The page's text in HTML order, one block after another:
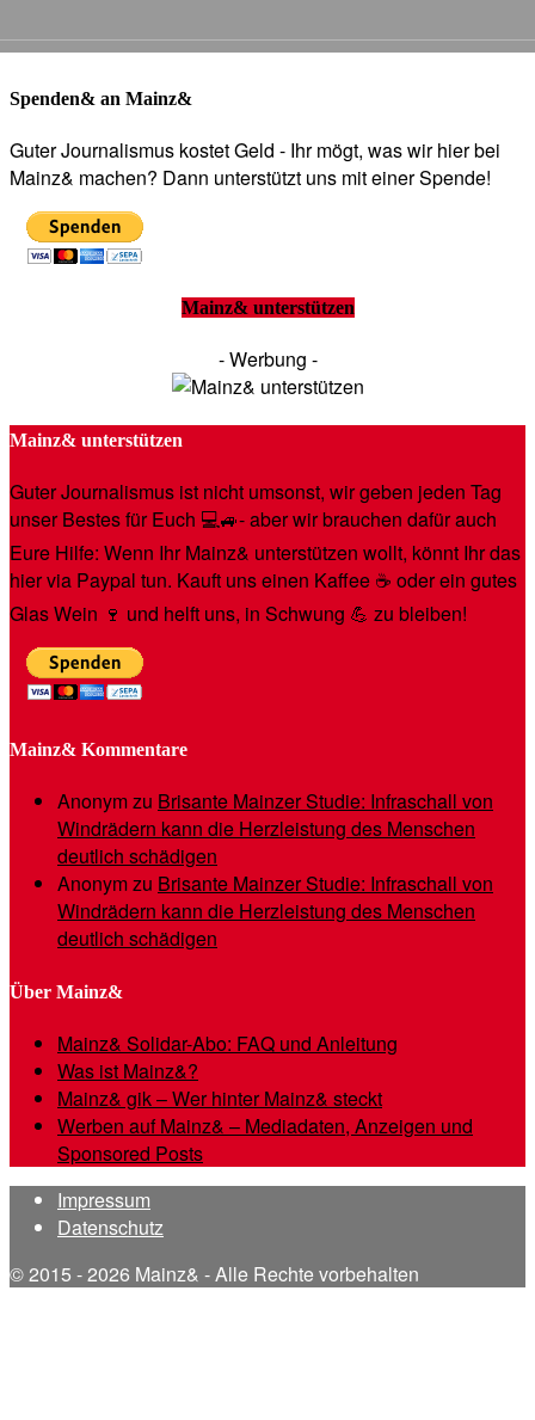
Spenden& an Mainz&
Guter Journalismus kostet Geld - Ihr mögt, was wir hier bei
Mainz& machen? Dann unterstützt uns mit einer Spende!
Mainz& unterstützen
- Werbung -
Mainz& unterstützen
Guter Journalismus ist nicht umsonst, wir geben jeden Tag
unser Bestes für Euch 💻🚙- aber wir brauchen dafür auch
Eure Hilfe: Wenn Ihr Mainz& unterstützen wollt, könnt Ihr das
hier via Paypal tun. Kauft uns einen Kaffee ☕️ oder ein gutes
Glas Wein 🍷 und helft uns, in Schwung 💪 zu bleiben!
Mainz& Kommentare
Anonymzu Brisante Mainzer Studie: Infraschall von
Windrädern kann die Herzleistung des Menschen
deutlich schädigen
Anonymzu Brisante Mainzer Studie: Infraschall von
Windrädern kann die Herzleistung des Menschen
deutlich schädigen
Über Mainz&
Mainz& Solidar-Abo: FAQ und Anleitung
Was ist Mainz&?
Mainz& gik – Wer hinter Mainz& steckt
Werben auf Mainz& – Mediadaten, Anzeigen und
Sponsored Posts
Impressum
Datenschutz
© 2015 - 2026 Mainz& - Alle Rechte vorbehalten